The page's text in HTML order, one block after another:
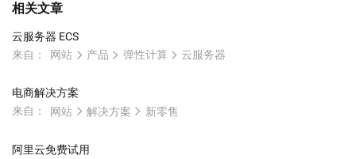
相关文章
云服务器 ECS
来自：
网站 产品 弹性计算 云服务器
电商解决方案
来自：
网站 解决方案 新零售
阿里云免费试用